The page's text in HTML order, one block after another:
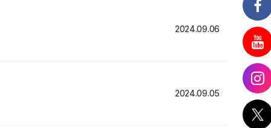
2024.09.06
2024.09.05